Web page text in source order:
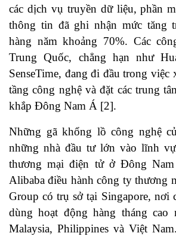
các dịch vụ truyền dữ liệu, phần
thông tin đã ghi nhận mức tăng
hàng năm khoảng 70%. Các
Trung Quốc, chẳng hạn như
SenseTime, đang đi đầu trong việc
tầng công nghệ và đặt các trung
khắp Đông Nam Á [2].
Những gã khổng lồ công nghệ
những nhà đầu tư lớn vào lĩnh
thương mại điện tử ở Đông
Alibaba điều hành công ty thương
Group có trụ sở tại Singapore, nơi
dùng hoạt động hàng tháng cao
Malaysia, Philippines và Việt